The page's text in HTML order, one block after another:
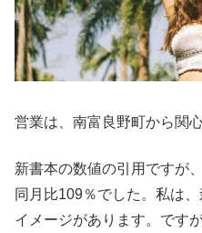
営業は、南富良野町から関
新書本の数値の引用ですが
同月比109％でした。私は
イメージがあります。です